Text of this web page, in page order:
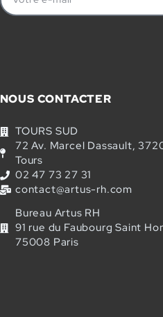
NOUS CONTACTER
TOURS SUD
72 Av. Marcel Dassault,
Tours
02 47 73 27 31
contact@artus-rh.com
Bureau Artus RH
91 rue du Faubourg Saint
75008 Paris